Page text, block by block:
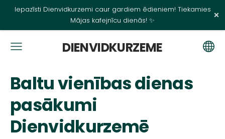
Iepazīsti Dienvidkurzemi caur gardiem ēdieniem! Tiekamies
Mājas kafejnīcu dienās! ✨
×
DIENVIDKURZEME
Baltu vienības dienas
pasākumi
Dienvidkurzemē